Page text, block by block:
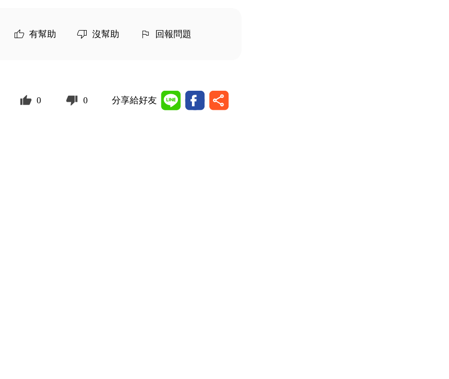
有幫助 沒幫助 回報問題
0 0 分享給好友